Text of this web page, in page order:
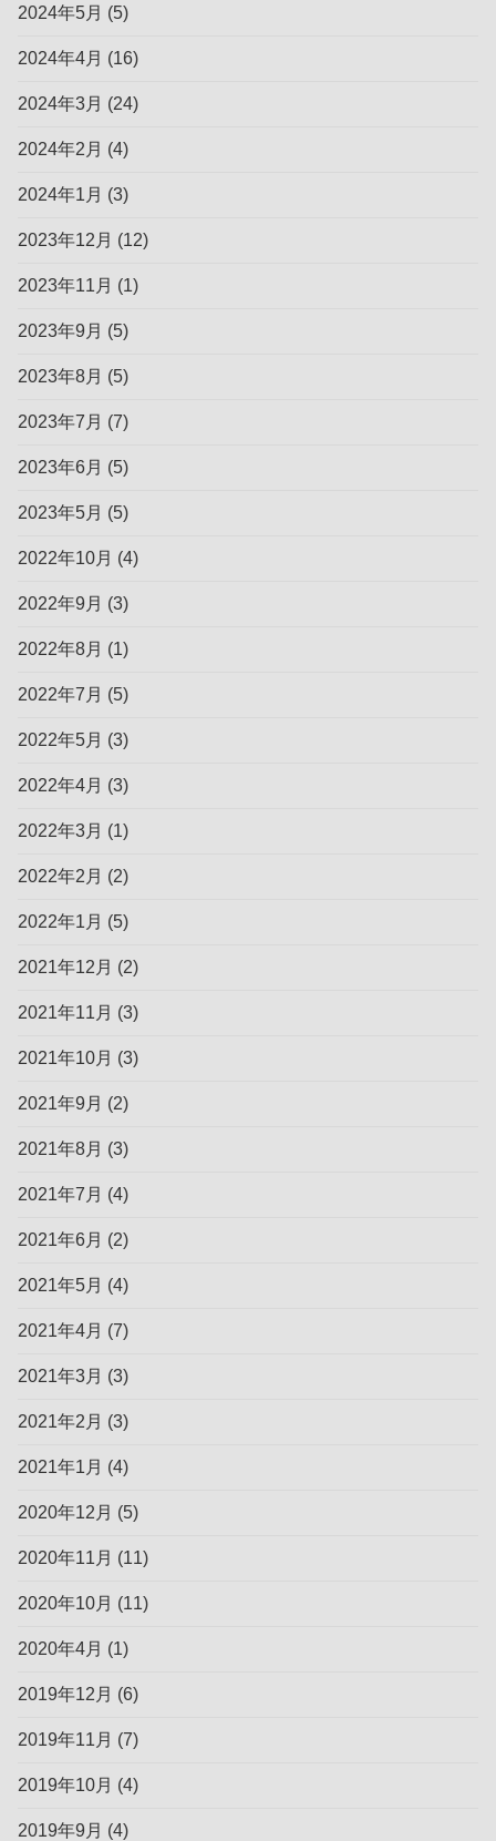
2024年5月 (5)
2024年4月 (16)
2024年3月 (24)
2024年2月 (4)
2024年1月 (3)
2023年12月 (12)
2023年11月 (1)
2023年9月 (5)
2023年8月 (5)
2023年7月 (7)
2023年6月 (5)
2023年5月 (5)
2022年10月 (4)
2022年9月 (3)
2022年8月 (1)
2022年7月 (5)
2022年5月 (3)
2022年4月 (3)
2022年3月 (1)
2022年2月 (2)
2022年1月 (5)
2021年12月 (2)
2021年11月 (3)
2021年10月 (3)
2021年9月 (2)
2021年8月 (3)
2021年7月 (4)
2021年6月 (2)
2021年5月 (4)
2021年4月 (7)
2021年3月 (3)
2021年2月 (3)
2021年1月 (4)
2020年12月 (5)
2020年11月 (11)
2020年10月 (11)
2020年4月 (1)
2019年12月 (6)
2019年11月 (7)
2019年10月 (4)
2019年9月 (4)